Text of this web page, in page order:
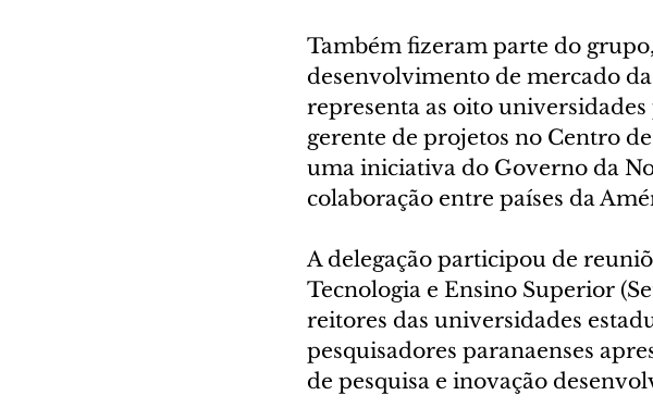
Também fizeram parte do
desenvolvimento de mercado
representa as oito
gerente de projetos no Centro
uma iniciativa do Governo da
colaboração entre países da
A delegação participou de
Tecnologia e Ensino Superior
reitores das universidades
pesquisadores paranaenses
de pesquisa e inovação